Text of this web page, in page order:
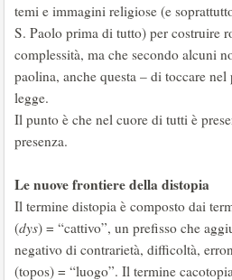
temi e immagini religiose (e
S. Paolo prima di tutto) per costruire
complessità, ma che secondo alcuni
paolina, anche questa – di toccare
legge.
Il punto è che nel cuore di tutti è
presenza.
Le nuove frontiere della distopia
Il termine distopia è composto dai
(dys) = “cattivo”, un prefisso che
negativo di contrarietà, difficoltà,
(topos) = “luogo”. Il termine